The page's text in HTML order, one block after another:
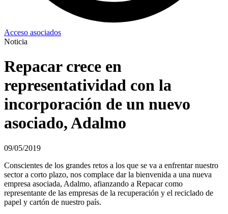
Acceso asociados
Noticia
Repacar crece en
representatividad con la
incorporación de un nuevo
asociado, Adalmo
09/05/2019
Conscientes de los grandes retos a los que se va a enfrentar nuestro
sector a corto plazo, nos complace dar la bienvenida a una nueva
empresa asociada, Adalmo, afianzando a Repacar como
representante de las empresas de la recuperación y el reciclado de
papel y cartón de nuestro país.